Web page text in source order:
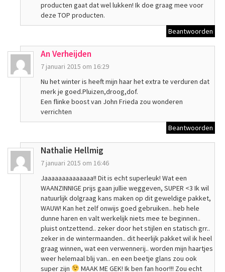
producten gaat dat wel lukken! Ik doe graag mee voor
deze TOP producten.
Beantwoorden
An Verheijden
7 januari 2015 om 16:29
Nu het winter is heeft mijn haar het extra te verduren dat
merk je goed.Pluizen,droog,dof.
Een flinke boost van John Frieda zou wonderen
verrichten
Beantwoorden
Nathalie Hellmig
7 januari 2015 om 16:46
Jaaaaaaaaaaaaaa!! Dit is echt superleuk! Wat een
WAANZINNIGE prijs gaan jullie weggeven, SUPER <3 Ik wil
natuurlijk dolgraag kans maken op dit geweldige pakket,
WAUW! Kan het zelf onwijs goed gebruiken.. heb hele
dunne haren en valt werkelijk niets mee te beginnen..
pluist ontzettend.. zeker door het stijlen en statisch grr..
zeker in de wintermaanden.. dit heerlijk pakket wil ik heel
graag winnen, wat een verwennerij.. worden mijn haartjes
weer helemaal blij van.. en een beetje glans zou ook
super zijn
MAAK ME GEK! Ik ben fan hoor!!! Zou echt